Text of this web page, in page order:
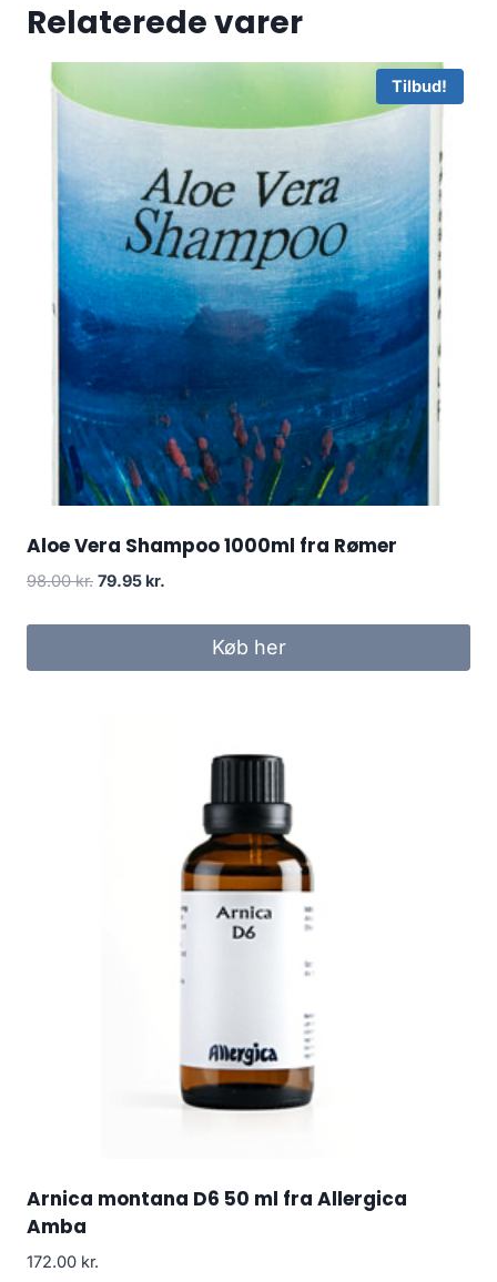
Relaterede varer
Tilbud!
Aloe Vera Shampoo 1000ml fra Rømer
98.00kr. Den
pris
79.95 kr.
pris
Køb her
Arnica montana D6 50 ml fra Allergica
Amba
172.00 kr.